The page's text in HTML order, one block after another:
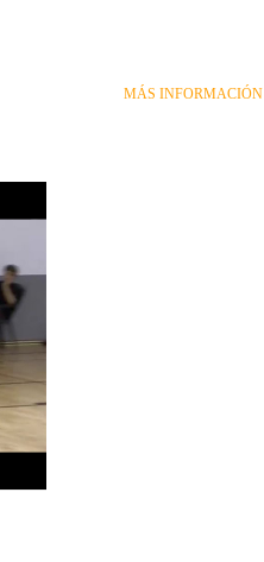
MÁS INFORMACIÓN